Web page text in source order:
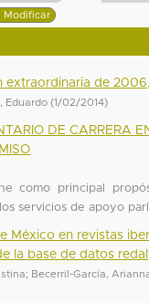
extraordinaria de
Eduardo (1/02/2014)
DE CARRERA
como principal
servicios de apoyo
México en revistas
la base de datos
; Becerril-García,